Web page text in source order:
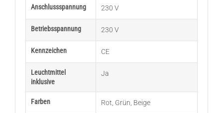
Anschlussspannung 230 V
Betriebsspannung 230 V
Kennzeichen CE
Leuchtmittel
inklusive
Ja
Farben Rot Grün Beige